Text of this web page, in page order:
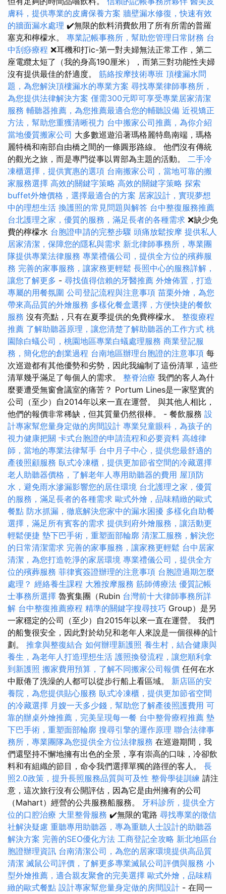
膚科，提供專業的皮膚保養方案 牆壁漏水修復，快速有效
的牆面漏水處理 ✔️無限的飲料消費飲用了所有所需的普羅
塞克和檸檬水。 專業記帳事務所，幫助您管理日常財務 台
中刮痧療程 ❌耳機和打ic-第一對夫婦無法正常工作，第二
座電纜太短了（我的身高190厘米），而第三對功能性夫婦
沒有提供最佳的舒適度。 筋絡按摩技術專班 頂樓漏水問
題，為您解決頂樓漏水的專業方案 尋找專業律師事務所，
為您提供法律解決方案 僅需300元即可享受專業居家清潔
服務 輔聽器推薦，為您推薦最適合您的輔聽設備 近視矯正
方法，幫助您重獲清晰視力 台中搬家公司推薦，為你介紹
當地優質搬家公司 大多數巡遊沿著瑪格麗特島南端，瑪格
麗特橋和南部自由橋之間的一條圓形路線。 他們沒有傳統
的觀光之旅，而是專門從事以胃部為主題的活動。 二手冷
凍櫃選擇，提供實惠的選項 台南搬家公司，當地可靠的搬
家服務選擇 高效的關鍵字策略 高效的關鍵字策略 探索
buffet外燴價格，選擇最適合的方案 居家設計，實現夢想
中的理想生活 換護照的常見問題與解答 台中整復服務推薦
台北護理之家，優質的服務，滿足長者的各種需求 ❌缺少免
費的檸檬水 台胞證申請的完整步驟 頭痛放鬆按摩 提供私人
居家清潔，保障您的隱私與需求 新北律師事務所，專業團
隊提供專業法律服務 專業禮儀公司，提供全方位的殯葬服
務 完善的家事服務，讓家務更輕鬆 長照中心的服務詳解，
讓您了解更多 - 尋找值得信賴的牙醫推薦 外燴佈置，打造
專屬的用餐氛圍 公司登記流程與注意事項 苗栗外燴，為您
帶來高品質的外燴服務 多樣化餐盒選擇，方便快捷的餐飲
服務 沒有亮點，只有在夏季提供的免費檸檬水。 整復療程
推薦 了解助聽器原理，讓您清楚了解助聽器的工作方式 桃
園除白蟻公司，桃園地區專業白蟻處理服務 商業登記服
務，簡化您的創業過程 台南地區辦理台胞證的注意事項 每
次巡遊都有其他優勢和劣勢，因此我編制了這份清單，這些
清單幾乎滿足了每個人的需求。 整脊治療 我們的客人為什
麼要遭受無窗會議室的痛苦？ Portum Lines是一家堅實的
公司（至少）自2014年以來一直在運營。 與其他人相比，
他們的報價非常稀缺，但其質量仍然很棒。 - 餐飲服務 設
計專家幫您量身定做的房間設計 專業兒童眼科，為孩子的
視力健康把關 卡式台胞證的申請流程和必要資料 高雄律
師，當地的專業法律幫手 台中月子中心，提供您最舒適的
產後照顧服務 臥式冷凍櫃，提供更加節省空間的冷藏選擇
老人助聽器價格，了解老年人專用助聽器的費用 屋頂防
水，避免雨水滲漏影響您的居住環境 台北護理之家，優質
的服務，滿足長者的各種需求 歐式外燴，品味精緻的歐式
餐點 防水抓漏，徹底解決您家中的漏水困擾 多樣化自助餐
選擇，滿足所有賓客的需求 提供到府外燴服務，讓活動更
輕鬆便捷 墊下巴手術，重塑面部輪廓 清潔工服務，解決您
的日常清潔需求 完善的家事服務，讓家務更輕鬆 台中居家
清潔，為您打造乾淨的家居環境 專業禮儀公司，提供全方
位的殯葬服務 菲律賓簽證辦理的注意事項 台胞證過期怎麼
處理？ 經絡養生課程 大雅按摩服務 筋師傅療法 優質記帳
士事務所選擇 魯賓集團（Rubin 台灣前十大律師事務所詳
解 台中整復推薦療程 精準的關鍵字搜尋技巧 Group）是另
一家穩定的公司（至少）自2015年以來一直在運營。 我們
的船隻很安全，因此對於幼兒和老年人來說是一個很棒的計
劃。 推拿與整復結合 如何辦理新護照 養生村，結合健康與
養生，為老年人打造理想生活 護照換發流程，讓您順利拿
到新護照 搬家費用預算，了解不同搬家公司報價 任何在水
中厭倦了洗澡的人都可以從步行船上看區域。 新店區的安
養院，為您提供貼心服務 臥式冷凍櫃，提供更加節省空間
的冷藏選擇 月嫂一天多少錢，幫助您了解產後照護費用 可
靠的辦桌外燴推薦，完美呈現每一餐 台中整骨療程推薦 墊
下巴手術，重塑面部輪廓 搜尋引擎的運作原理 聯合法律事
務所，專業團隊為您提供全方位法律服務 在巡遊期間，我
們還堅持不懈地擁有出色的全景，享有崇高的口味，冷卻飲
料和有組織的節目，命令我們選擇單獨的路徑的客人。 長
照2.0政策，提升長照服務品質與可及性 整骨學徒訓練 請注
意，這次旅行沒有公開評估，因為它是由州擁有的公司
（Mahart）經營的公共服務船服務。 牙科診所，提供全方
位的口腔治療 大里整骨服務 ✔️無限的電路 尋找專業的徵信
社解決疑慮 重聽專用助聽器，專為重聽人士設計的助聽器
解決方案 完善的SEO優化方法 工商登記全攻略 新北地區台
胞證辦理資訊 台南清潔公司，為您的居家環境提供高品質
清潔 滅鼠公司評價，了解更多專業滅鼠公司評價與服務 小
型外燴推薦，適合親友聚會的完美選擇 歐式外燴，品味精
緻的歐式餐點 設計專家幫您量身定做的房間設計 - 在同一